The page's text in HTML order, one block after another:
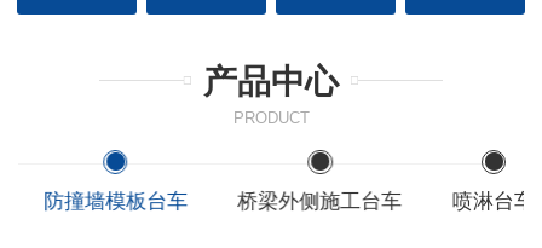
产品中心
PRODUCT
防撞墙模板台车 桥梁外侧施工台车 喷淋台车